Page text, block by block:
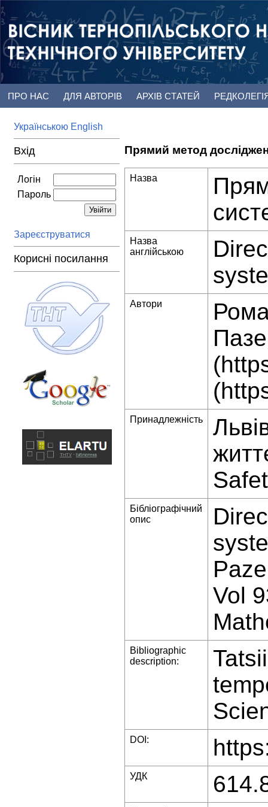
ПРО НАС ДЛЯ АВТОРІВ АРХІВ СТАТЕЙ
Українською English
Вхід
Логін
Пароль
Зареєструватися
Корисні посилання
Прямий метод
Назва
Назва
англійською
Автори
Принадлежність
Бібліографічний
опис
Vol
Bibliographic
description:
DOI:
УДК